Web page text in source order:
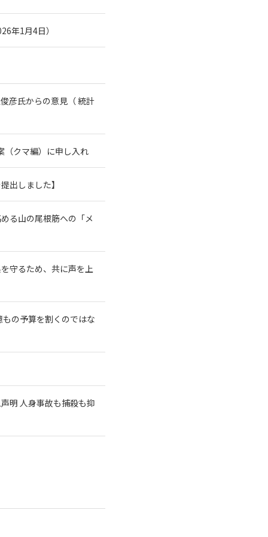
年1月4日）
彦氏からの意見（ 統計
クマ編）に申し入れ
出しました】
る山の尾根筋への「メ
守るため、共に声を上
の予算を割くのではな
明 人身事故も捕殺も抑